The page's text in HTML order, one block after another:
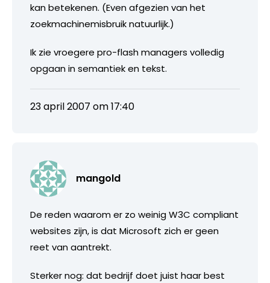
kan betekenen. (Even afgezien van het
zoekmachinemisbruik natuurlijk.)
Ik zie vroegere pro-flash managers volledig
opgaan in semantiek en tekst.
23 april 2007 om 17:40
mangold
De reden waarom er zo weinig W3C compliant
websites zijn, is dat Microsoft zich er geen
reet van aantrekt.
Sterker nog: dat bedrijf doet juist haar best